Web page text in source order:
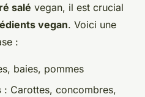
salé vegan, il est crucial
vegan. Voici une
:
baies, pommes
: Carottes, concombres,